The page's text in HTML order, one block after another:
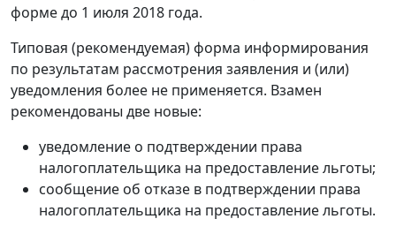
форме до 1 июля 2018 года.
Типовая (рекомендуемая) форма информирования
по результатам рассмотрения заявления и (или)
уведомления более не применяется. Взамен
рекомендованы две новые:
уведомление о подтверждении права
налогоплательщика на предоставление льготы;
сообщение об отказе в подтверждении права
налогоплательщика на предоставление льготы.